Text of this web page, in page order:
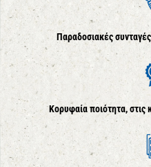
Παραδοσιακές
Κορυφαία ποιότητα, στις